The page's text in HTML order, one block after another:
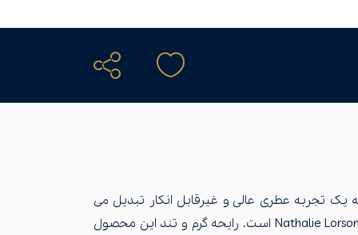
به یک تجربه عطری عالی و غیرقابل انکار تبدیل می
کند.ادکلن‌های بنتلی با مشارکت شرکت Art & Fragrance تولید می‌شوند. طراح و سازنده عطر بنتلی مردانه شخصی به‌نام Nathalie Lorson است. رایحه گرم و تند این محصول